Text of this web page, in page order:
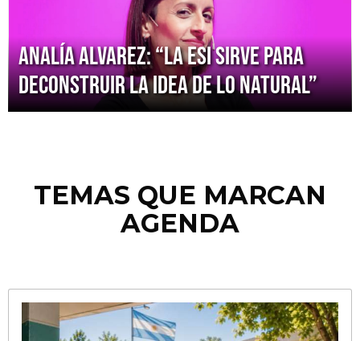
Analía Alvarez: “La ESI sirve para
deconstruir la idea de lo natural”
TEMAS QUE MARCAN
AGENDA